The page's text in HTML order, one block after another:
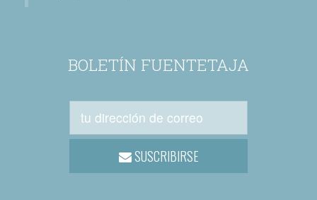
BOLETÍN FUENTETAJA
SUSCRIBIRSE